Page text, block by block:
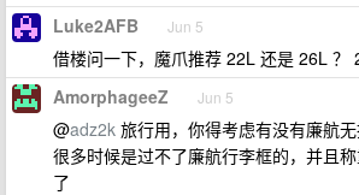
Luke2AFB Jun 5
借楼问一下，魔爪推荐 22L 还是 26L ？
AmorphageeZ Jun 5
@adz2k 旅行用，你得考虑有没有廉航
很多时候是过不了廉航行李框的，并且
了